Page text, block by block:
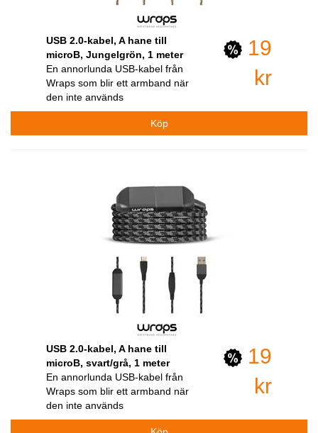
USB 2.0-kabel, A hane till
microB, Jungelgrön, 1 meter
En annorlunda USB-kabel från
Wraps som blir ett armband när
den inte används
19
kr
USB 2.0-kabel, A hane till
microB, svart/grå, 1 meter
En annorlunda USB-kabel från
Wraps som blir ett armband när
den inte används
19
kr